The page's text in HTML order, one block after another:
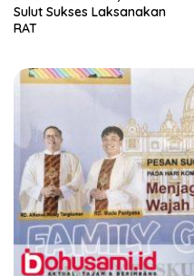
Sulut Sukses Laksanakan
RAT